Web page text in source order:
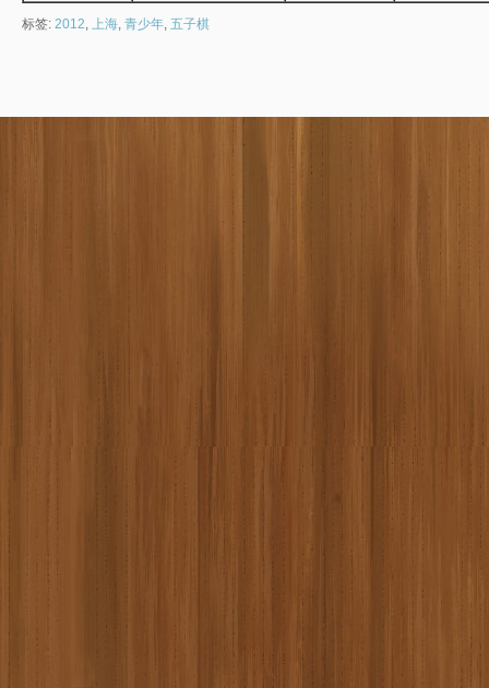
标签: 2012, 上海, 青少年, 五子棋